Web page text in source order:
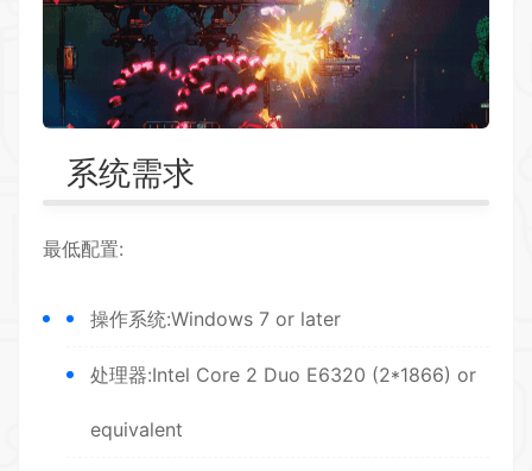
系统需求
最低配置:
操作系统:Windows 7 or later
处理器:Intel Core 2 Duo E6320 (2*1866) or
equivalent